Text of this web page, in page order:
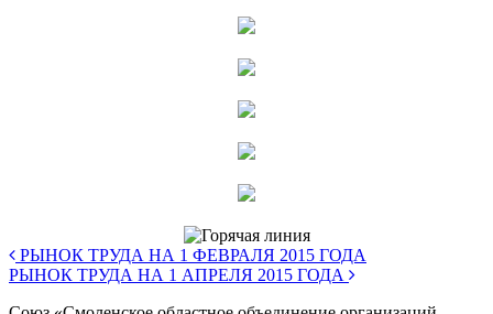
РЫНОК ТРУДА НА 1 ФЕВРАЛЯ 2015 ГОДА
РЫНОК ТРУДА НА 1 АПРЕЛЯ 2015 ГОДА